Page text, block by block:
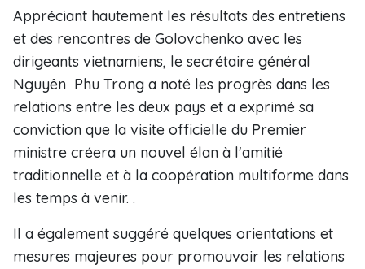
Appréciant hautement les résultats des entretiens
et des rencontres de Golovchenko avec les
dirigeants vietnamiens, le secrétaire général
Nguyên Phu Trong a noté les progrès dans les
relations entre les deux pays et a exprimé sa
conviction que la visite officielle du Premier
ministre créera un nouvel élan à l'amitié
traditionnelle et à la coopération multiforme dans
les temps à venir. .
Il a également suggéré quelques orientations et
mesures majeures pour promouvoir les relations